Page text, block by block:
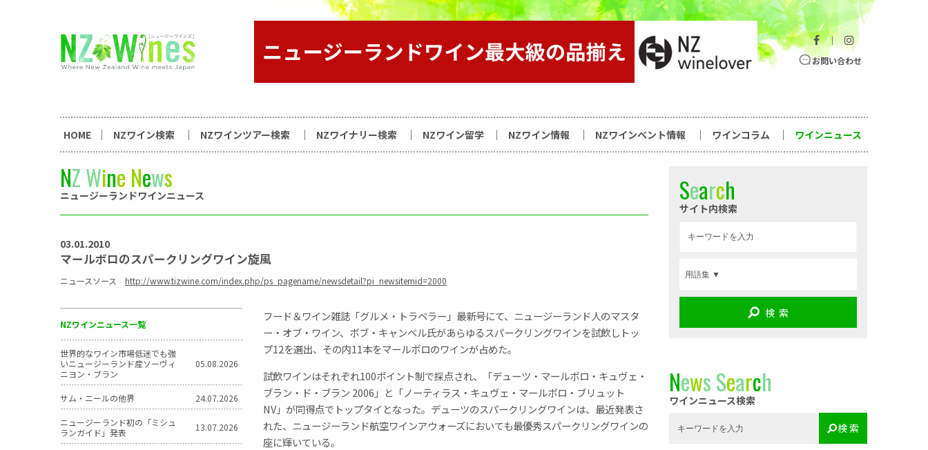
ニュージーランドワイン総合サイト
｜
お問い合わせ
HOME NZワイン検索 NZワインツアー検索 NZワイナリー検索 NZワイン留学 NZワイン情報 NZワインベント情報 ワインコラム ワインニュース
NZWine News
ニュージーランドワインニュース
03.01.2010
マールボロのスパークリングワイン旋風
ニュースソース http://www.tizwine.com/index.php/ps_pagename/newsdetail?pi_newsitemid=2000
NZワインニュース一覧
世界的なワイン市場低迷でも強
いニュージーランド産ソーヴィ
ニヨン・ブラン
05.08.2026
サム・ニールの他界 24.07.2026
ニュージーランド初の「ミシュ
ランガイド」発表
13.07.2026
フード＆ワイン雑誌「グルメ・トラベラー」最新号にて、ニュージーランド人のマスタ
ー・オブ・ワイン、ボブ・キャンベル氏があらゆるスパークリングワインを試飲しトッ
プ12を選出、その内11本をマールボロのワインが占めた。
試飲ワインはそれぞれ100ポイント制で採点され、「デューツ・マールボロ・キュヴェ・
ブラン・ド・ブラン 2006」と「ノーティラス・キュヴェ・マールボロ・ブリュット
NV」が同得点でトップタイとなった。デューツのスパークリングワインは、最近発表さ
れた、ニュージーランド航空ワインアウォーズにおいても最優秀スパークリングワインの
座に輝いている。
Search
サイト内検索
検 索
NewsSearch
ワインニュース検索
検 索